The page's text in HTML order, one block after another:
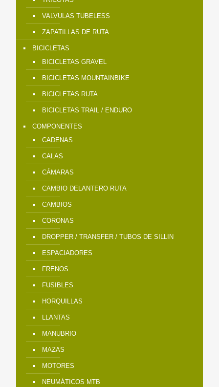
VALVULAS TUBELESS
ZAPATILLAS DE RUTA
BICICLETAS
BICICLETAS GRAVEL
BICICLETAS MOUNTAINBIKE
BICICLETAS RUTA
BICICLETAS TRAIL / ENDURO
COMPONENTES
CADENAS
CALAS
CÁMARAS
CAMBIO DELANTERO RUTA
CAMBIOS
CORONAS
DROPPER / TRANSFER / TUBOS DE SILLIN
ESPACIADORES
FRENOS
FUSIBLES
HORQUILLAS
LLANTAS
MANUBRIO
MAZAS
MOTORES
NEUMÁTICOS MTB